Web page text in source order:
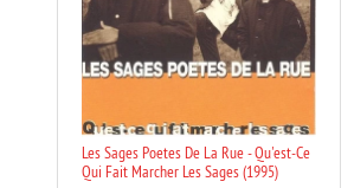
Les Sages Poetes De La Rue - Qu'est-Ce
Qui Fait Marcher Les Sages (1995)